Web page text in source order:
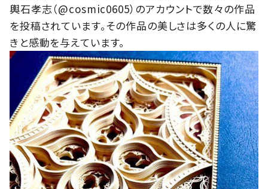
輿石孝志（@cosmic0605）のアカウントで数々の作品
を投稿されています。その作品の美しさは多くの人に驚
きと感動を与えています。